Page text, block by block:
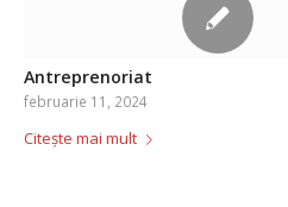
Antreprenoriat
februarie 11, 2024
Citește mai mult